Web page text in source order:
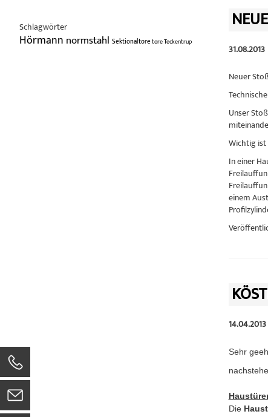
31.08.2013
Neuer
Unser
Wichtig
In einer
einem
14.04.2013
Sehr
Die
Schlagwörter
Hörmann normstahl SektionaltoretoreTeckentrup